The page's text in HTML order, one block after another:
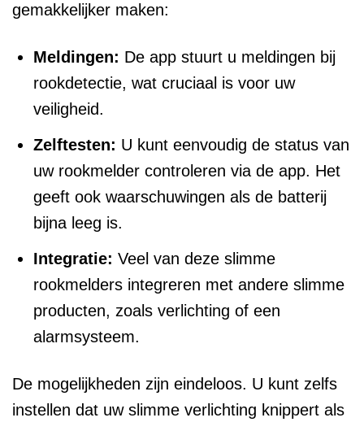
gemakkelijker maken:
Meldingen: De app stuurt u meldingen bij
rookdetectie, wat cruciaal is voor uw
veiligheid.
Zelftesten: U kunt eenvoudig de status van
uw rookmelder controleren via de app. Het
geeft ook waarschuwingen als de batterij
bijna leeg is.
Integratie: Veel van deze slimme
rookmelders integreren met andere slimme
producten, zoals verlichting of een
alarmsysteem.
De mogelijkheden zijn eindeloos. U kunt zelfs
instellen dat uw slimme verlichting knippert als